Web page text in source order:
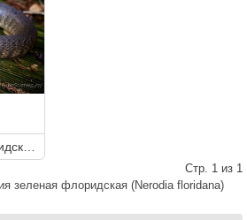
Стр. 1 из 1
зеленая флоридская (Nerodia floridana)